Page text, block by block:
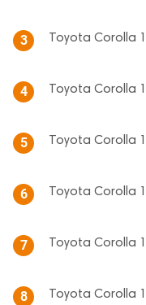
3 Toyota Corolla
4 Toyota Corolla
5 Toyota Corolla
6 Toyota Corolla
7 Toyota Corolla
8 Toyota Corolla